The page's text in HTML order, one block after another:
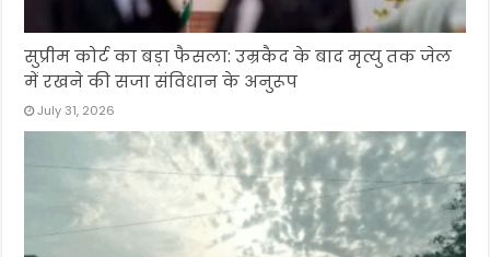
सुप्रीम कोर्ट का बड़ा फैसला: उम्रकैद के बाद मृत्यु तक जेल
में रखने की सजा संविधान के अनुरूप
July 31, 2026